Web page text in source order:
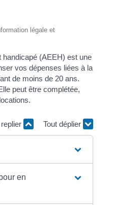
légale et
handicapé (AEEH) est une
vos dépenses liées à la
de moins de 20 ans.
peut être complétée,
Tout déplier
en